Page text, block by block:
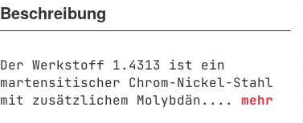
Beschreibung
Der Werkstoff 1.4313 ist ein
martensitischer Chrom-Nickel-Stahl
mit zusätzlichem Molybdän.... mehr